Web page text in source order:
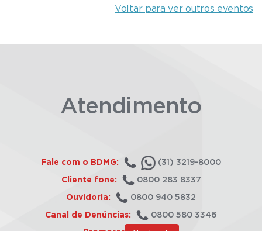
Voltar para ver outros eventos
Atendimento
Fale com o BDMG: (31) 3219-8000
Cliente fone: 0800 283 8337
Ouvidoria: 0800 940 5832
Canal de Denúncias: 0800 580 3346